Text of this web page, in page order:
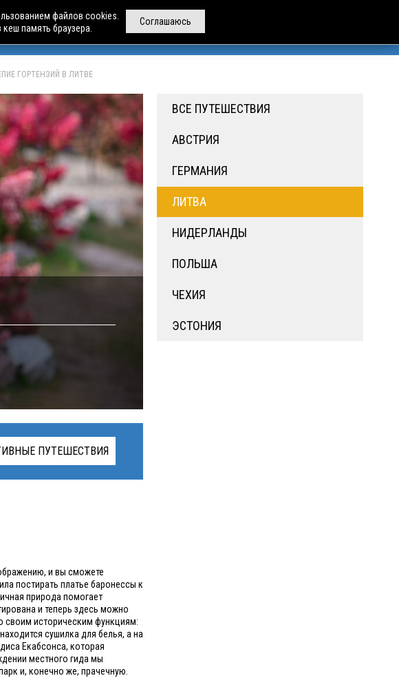
ЧАРТЕРЫ АРЕНДА АВТОБУСОВ
ГОРТЕНЗИЙ В ЛИТВЕ
ПУТЕШЕСТВИЯ
и вы сможете
постирать платье баронессы к
природа помогает
и теперь здесь можно
своим историческим функциям:
сушилка для белья, а на
Екабсонса, которая
местного гида мы
и, конечно же, прачечную.
ВСЕ ПУТЕШЕСТВИЯ
АВСТРИЯ
ГЕРМАНИЯ
ЛИТВА
НИДЕРЛАНДЫ
ПОЛЬША
ЧЕХИЯ
ЭСТОНИЯ
Соглашаюсь
файлов cookies.
память браузера.